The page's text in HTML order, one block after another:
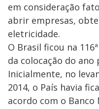
em consideração
abrir empresas,
eletricidade.
O Brasil ficou na
da colocação do ano
Inicialmente, no
2014, o País havia
acordo com o Banco